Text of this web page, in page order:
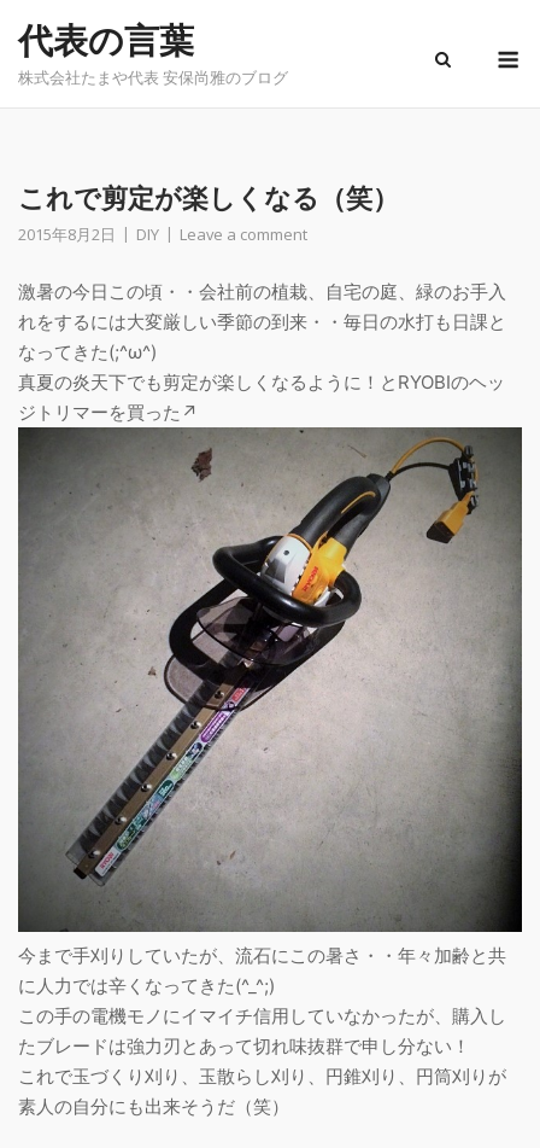
content
代表の言葉
株式会社たまや代表 安保尚雅のブログ
これで剪定が楽しくなる（笑）
2015年8月2日 DIY Leave a comment
激暑の今日この頃・・会社前の植栽、自宅の庭、緑のお手入
れをするには大変厳しい季節の到来・・毎日の水打も日課と
なってきた(;^ω^)
真夏の炎天下でも剪定が楽しくなるように！とRYOBIのヘッ
ジトリマーを買った↗
今まで手刈りしていたが、流石にこの暑さ・・年々加齢と共
に人力では辛くなってきた(^_^;)
この手の電機モノにイマイチ信用していなかったが、購入し
たブレードは強力刃とあって切れ味抜群で申し分ない！
これで玉づくり刈り、玉散らし刈り、円錐刈り、円筒刈りが
素人の自分にも出来そうだ（笑）